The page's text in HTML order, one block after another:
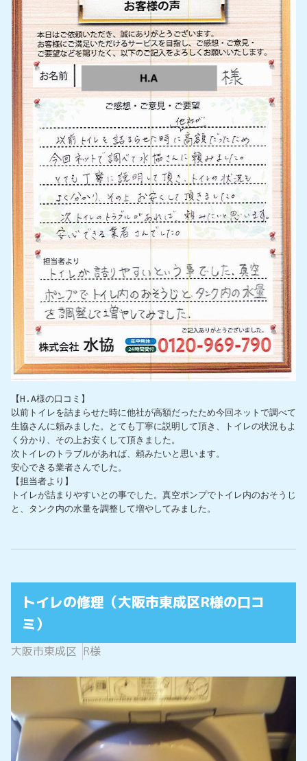
【H.A様の口コミ】
以前トイレを詰まらせた時に他社が高額だったため今回ネットで調べて
生協さんに頼みました。とても丁寧に説明して頂き、トイレの状況もよ
く分かり、その上お安くして頂きました。
次トイレのトラブルがあれば、頼みたいと思います。
安心できる業者さんでした。
【担当者より】
トイレが詰まりやすいとの事でした。真空ポンプでトイレ内のおそうじ
と、タンク内の水量を調整して増やしてみました。
トイレの修理（大阪市東成区R様の口コ
ミ）
大阪市東成区 R様